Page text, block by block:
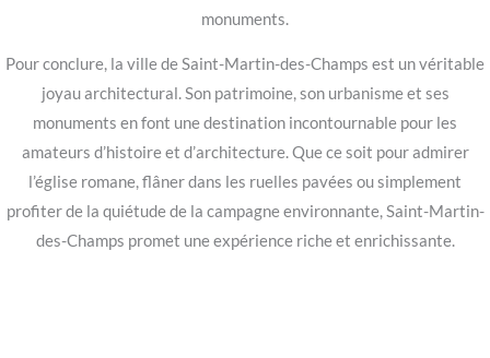
monuments.
Pour conclure, la ville de Saint-Martin-des-Champs est un véritable
joyau architectural. Son patrimoine, son urbanisme et ses
monuments en font une destination incontournable pour les
amateurs d’histoire et d’architecture. Que ce soit pour admirer
l’église romane, flâner dans les ruelles pavées ou simplement
profiter de la quiétude de la campagne environnante, Saint-Martin-
des-Champs promet une expérience riche et enrichissante.